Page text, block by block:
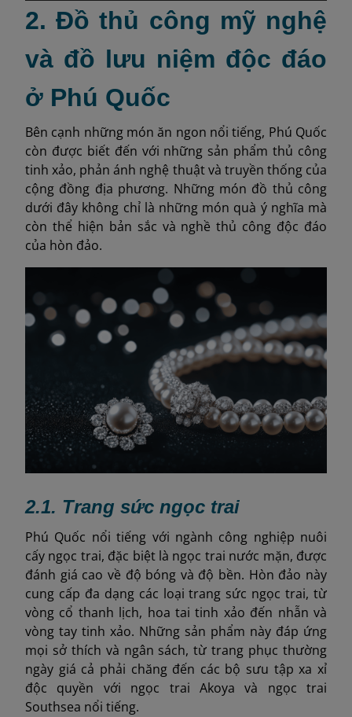
2. Đồ thủ công mỹ nghệ
và đồ lưu niệm độc đáo
ở Phú Quốc
Bên cạnh những món ăn ngon nổi tiếng, Phú Quốc
còn được biết đến với những sản phẩm thủ công
tinh xảo, phản ánh nghệ thuật và truyền thống của
cộng đồng địa phương. Những món đồ thủ công
dưới đây không chỉ là những món quà ý nghĩa mà
còn thể hiện bản sắc và nghề thủ công độc đáo
của hòn đảo.
2.1. Trang sức ngọc trai
Phú Quốc nổi tiếng với ngành công nghiệp nuôi
cấy ngọc trai, đặc biệt là ngọc trai nước mặn, được
đánh giá cao về độ bóng và độ bền. Hòn đảo này
cung cấp đa dạng các loại trang sức ngọc trai, từ
vòng cổ thanh lịch, hoa tai tinh xảo đến nhẫn và
vòng tay tinh xảo. Những sản phẩm này đáp ứng
mọi sở thích và ngân sách, từ trang phục thường
ngày giá cả phải chăng đến các bộ sưu tập xa xỉ
độc quyền với ngọc trai Akoya và ngọc trai
Southsea nổi tiếng.